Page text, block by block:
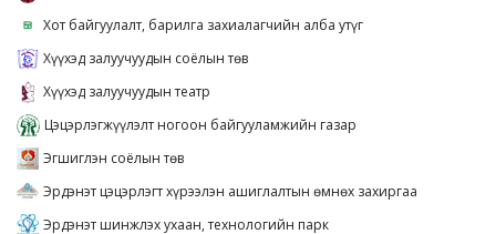
Хот байгуулалт, барилга захиалагчийн алба утүг
Хүүхэд залуучуудын соёлын төв
Хүүхэд залуучуудын театр
Цэцэрлэгжүүлэлт ногоон байгууламжийн газар
Эгшиглэн соёлын төв
Эрдэнэт цэцэрлэгт хүрээлэн ашиглалтын өмнөх захиргаа
Эрдэнэт шинжлэх ухаан, технологийн парк